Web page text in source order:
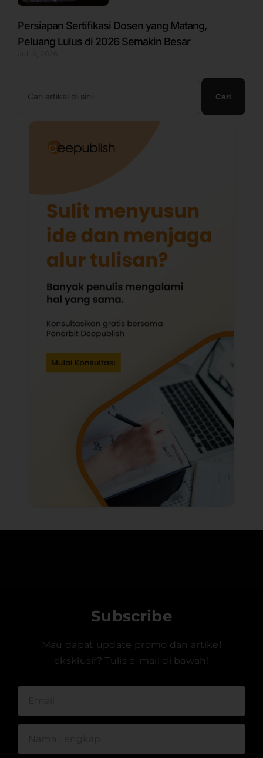
Persiapan Sertifikasi Dosen yang Matang,
Peluang Lulus di 2026 Semakin Besar
Cari
Subscribe
Mau dapat update promo dan artikel
eksklusif? Tulis e-mail di bawah!